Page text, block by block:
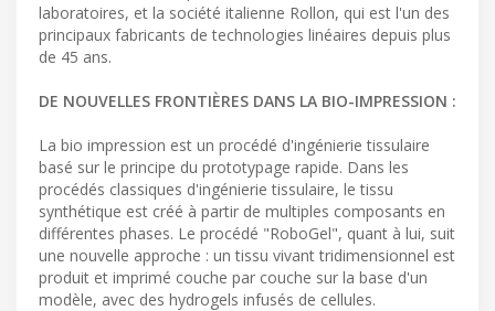
laboratoires, et la société italienne Rollon, qui est l'un des
principaux fabricants de technologies linéaires depuis plus
de 45 ans.
DE NOUVELLES FRONTIÈRES DANS LA BIO-IMPRESSION :
La bio impression est un procédé d'ingénierie tissulaire
basé sur le principe du prototypage rapide. Dans les
procédés classiques d'ingénierie tissulaire, le tissu
synthétique est créé à partir de multiples composants en
différentes phases. Le procédé "RoboGel", quant à lui, suit
une nouvelle approche : un tissu vivant tridimensionnel est
produit et imprimé couche par couche sur la base d'un
modèle, avec des hydrogels infusés de cellules.